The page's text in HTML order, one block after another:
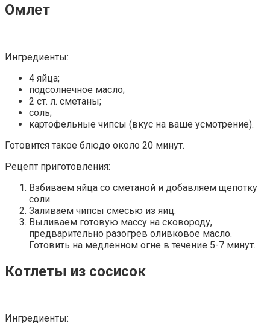
Омлет
Ингредиенты:
4 яйца;
подсолнечное масло;
2 ст. л. сметаны;
соль;
картофельные чипсы (вкус на ваше усмотрение).
Готовится такое блюдо около 20 минут.
Рецепт приготовления:
Взбиваем яйца со сметаной и добавляем щепотку
соли.
Заливаем чипсы смесью из яиц.
Выливаем готовую массу на сковороду,
предварительно разогрев оливковое масло.
Готовить на медленном огне в течение 5-7 минут.
Котлеты из сосисок
Ингредиенты: